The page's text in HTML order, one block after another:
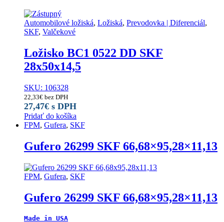
Automobilové ložiská, Ložiská, Prevodovka | Diferenciál,
SKF, Valčekové
Ložisko BC1 0522 DD SKF
28x50x14,5
SKU: 106328
22,33€ bez DPH
27,47€ s DPH
Pridať do košíka
FPM, Gufera, SKF
Gufero 26299 SKF 66,68×95,28×11,13
FPM, Gufera, SKF
Gufero 26299 SKF 66,68×95,28×11,13
Made in USA